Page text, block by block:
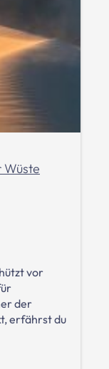
vor
der
erfährst du